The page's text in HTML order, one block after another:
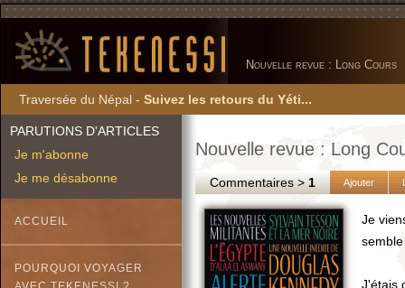
Nouvelle revue : Long Cours
Traversée du Népal - Suivez les retours du Yéti...
PARUTIONS D'ARTICLES
Je m'abonne
Je me désabonne
ACCUEIL
POURQUOI VOYAGER
Nouvelle revue : Long
Commentaires >1 Ajouter
Je
J'étais